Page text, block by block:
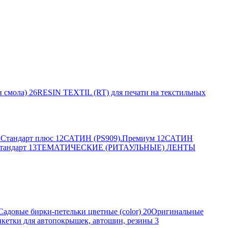
смола) 26RESIN TEXTIL (RT) для печати на текстильных
плюс 12САТИН (PS909).Премиум 12САТИН
13ТЕМАТИЧЕСКИЕ (РИТАУЛЬНЫЕ) ЛЕНТЫ
бирки-петельки цветные (color) 20Оригинальные
для автопокрышек, автошин, резины 3